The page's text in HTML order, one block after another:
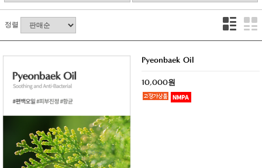
정렬
Pyeonbaek Oil
10,000원